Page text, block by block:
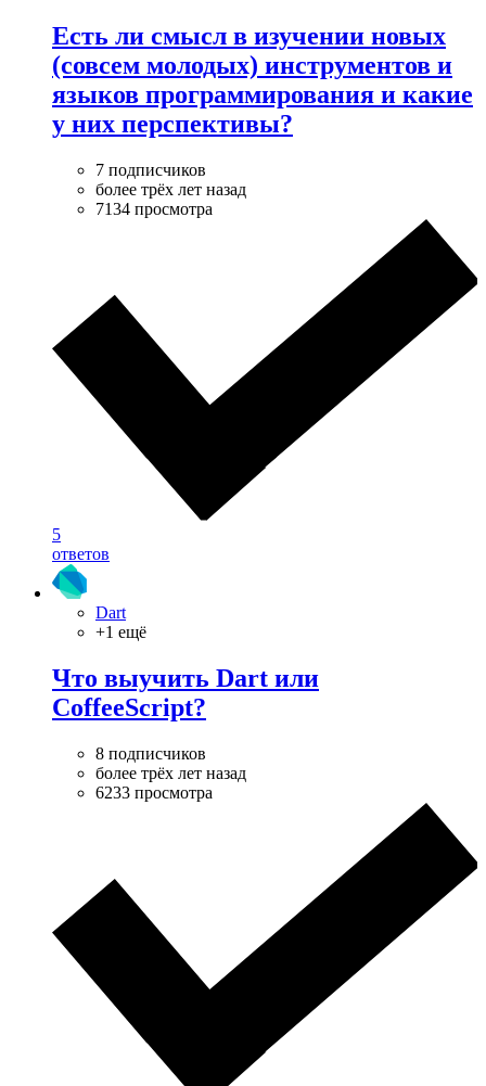
Есть ли смысл в изучении новых
(совсем молодых) инструментов и
языков программирования и какие
у них перспективы?
7 подписчиков
более трёх лет назад
7134 просмотра
5
ответов
Dart
+1 ещё
Что выучить Dart или
CoffeeScript?
8 подписчиков
более трёх лет назад
6233 просмотра